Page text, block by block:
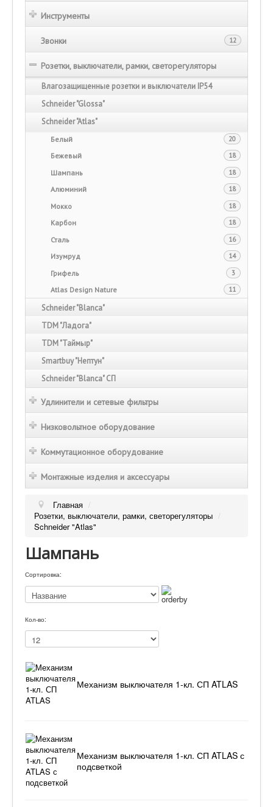
Инструменты
12
Звонки
Розетки, выключатели, рамки, светорегуляторы
Влагозащищенные розетки и выключатели IP54
Schneider "Glossa"
Schneider "Atlas"
20
Белый
18
Бежевый
18
Шампань
18
Алюминий
18
Мокко
18
Карбон
16
Сталь
14
Изумруд
3
Грифель
11
Atlas Design Nature
Schneider "Blanca"
TDM "Ладога"
TDM "Таймыр"
Smartbuy "Нептун"
Schneider "Blanca" СП
Удлинители и сетевые фильтры
Низковольтное оборудование
Коммутационное оборудование
Монтажные изделия и аксессуары
Главная /
Розетки, выключатели, рамки, светорегуляторы /
Schneider "Atlas"
Шампань
Сортировка:
Кол-во:
Механизм выключателя 1-кл. СП ATLAS
Механизм выключателя 1-кл. СП ATLAS с
подсветкой